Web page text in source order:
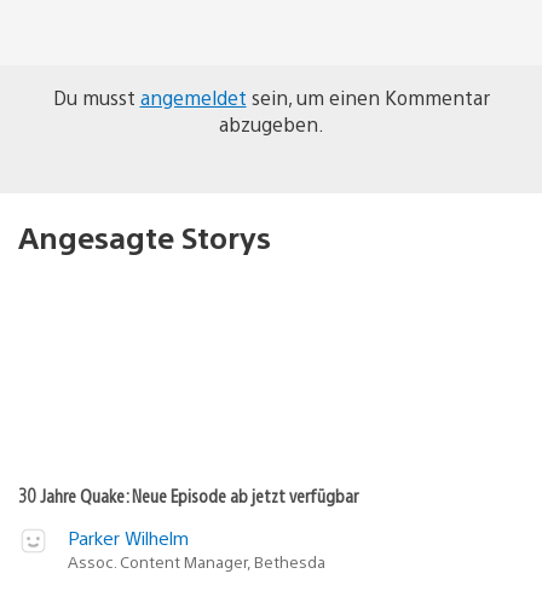
Du musst angemeldet sein, um einen Kommentar
abzugeben.
Angesagte Storys
30 Jahre Quake: Neue Episode ab jetzt verfügbar
Parker Wilhelm
Assoc. Content Manager, Bethesda